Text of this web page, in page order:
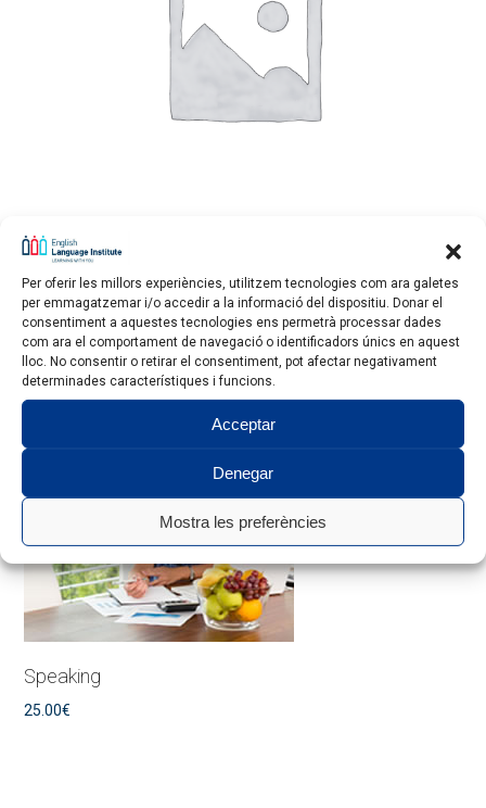
Per oferir les millors experiències, utilitzem tecnologies com ara galetes
per emmagatzemar i/o accedir a la informació del dispositiu. Donar el
consentiment a aquestes tecnologies ens permetrà processar dades
com ara el comportament de navegació o identificadors únics en aquest
lloc. No consentir o retirar el consentiment, pot afectar negativament
determinades característiques i funcions.
Acceptar
Denegar
Mostra les preferències
Packs sessions
90.00€ – 240.00€Interval
de
preus:
90.00€
Speaking
25.00€